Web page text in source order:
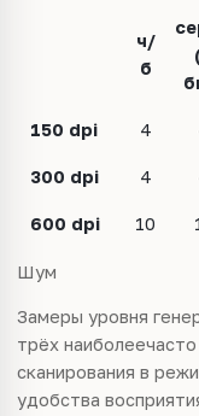
ч/
б
150 dpi 4
300 dpi 4
600 dpi 10
Шум
Замеры уровня
трёх
сканирования в
удобства